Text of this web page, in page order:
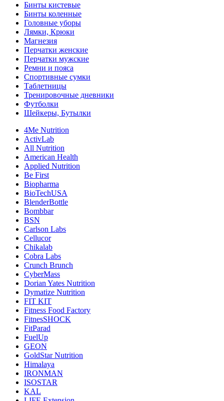
Бинты кистевые
Бинты коленные
Головные уборы
Лямки, Крюки
Магнезия
Перчатки женские
Перчатки мужские
Ремни и пояса
Спортивные сумки
Таблетницы
Тренировочные дневники
Футболки
Шейкеры, Бутылки
4Me Nutrition
ActivLab
All Nutrition
American Health
Applied Nutrition
Be First
Biopharma
BioTechUSA
BlenderBottle
Bombbar
BSN
Carlson Labs
Cellucor
Chikalab
Cobra Labs
Crunch Brunch
CyberMass
Dorian Yates Nutrition
Dymatize Nutrition
FIT KIT
Fitness Food Factory
FitnesSHOCK
FitParad
FuelUp
GEON
GoldStar Nutrition
Himalaya
IRONMAN
ISOSTAR
KAL